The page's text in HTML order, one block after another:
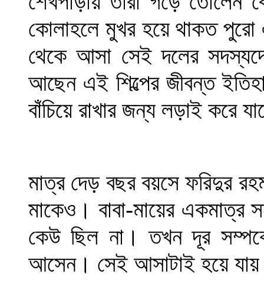
কোলাহলে মুখর হয়ে থাকত পুরো
থেকে আসা সেই দলের
আছেন এই শিল্পের জীবন্ত
বাঁচিয়ে রাখার জন্য লড়াই করে
মাত্র দেড় বছর বয়সে ফরিদুর
মাকেও। বাবা-মায়ের
কেউ ছিল না। তখন দূর
আসেন। সেই আসাটাই হয়ে যায়